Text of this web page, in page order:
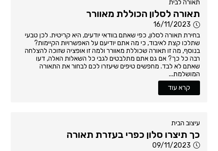
תאורה לבית
תאורה לסלון הכוללת מאוורר
16/11/2023
בחירת תאורה לסלון, כפי שאתם בוודאי יודעים, היא קריטית. לכן טבעי
שתלכו קצת לאיבוד, כי מה אתם יודיעם על האפשרויות הקיימות?
בנוסף, מה זו תאורה שכוללת מאוורר ולמה זו אופציה שזוכה להצלחה
רבה כל כך? אם גם אתם מתלבטים לגבי כל השאלות האלה, דעו
שאתם לא לבד. מחפשים טיפים שיעזרו לכם לבחור את התאורה
המושלמת...
קרא עוד
עיצוב הבית
כך תיצרו סלון כפרי בעזרת תאורה
09/11/2023